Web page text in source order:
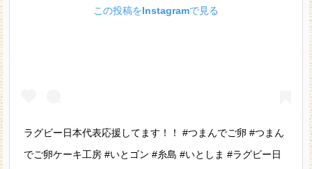
この投稿をInstagramで見る
ラグビー日本代表応援してます！！ #つまんでご卵 #つまん
でご卵ケーキ工房 #いとゴン #糸島 #いとしま #ラグビー日